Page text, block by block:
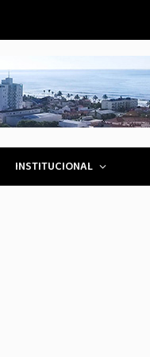
INSTITUCIONAL